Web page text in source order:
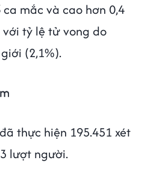
ca mắc và cao hơn 0,4
tỷ lệ tử vong do
(2,1%).
thực hiện 195.451 xét
lượt người.